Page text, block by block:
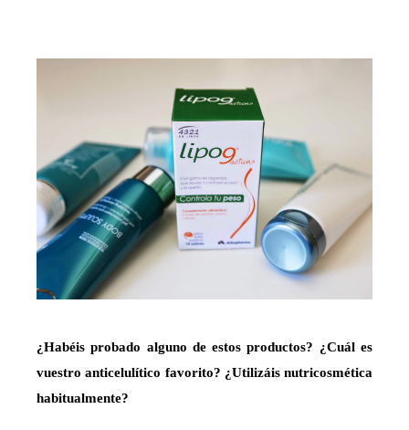
¿Habéis probado alguno de estos productos? ¿Cuál es
vuestro anticelulítico favorito? ¿Utilizáis nutricosmética
habitualmente?